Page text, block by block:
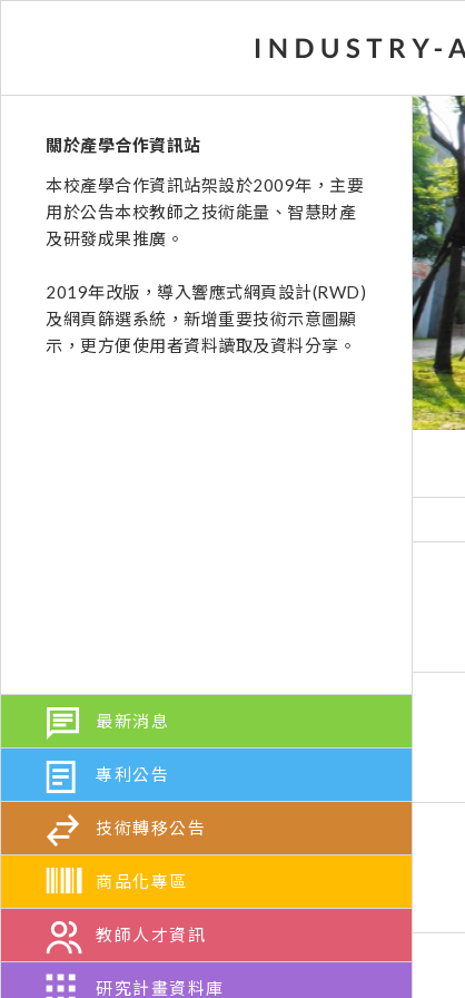
關於產學合作資訊站
本校產學合作資訊站架設於2009年，主要
用於公告本校教師之技術能量、智慧財產
及研發成果推廣。
2019年改版，導入響應式網頁設計(RWD)
及網頁篩選系統，新增重要技術示意圖顯
示，更方便使用者資料讀取及資料分享。
最新消息
專利公告
技術轉移公告
商品化專區
教師人才資訊
研究計畫資料庫